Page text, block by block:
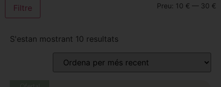
Filtre Preu: 10 € — 30 €
S'estan mostrant 10 resultats